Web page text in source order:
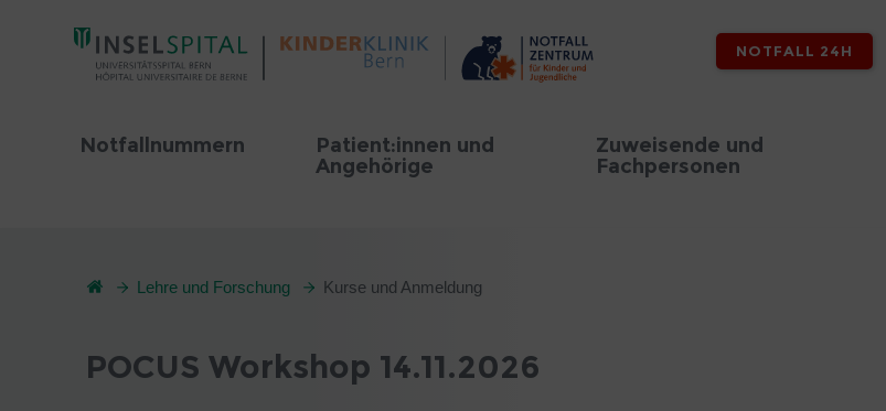
NOTFALL 24H
Notfallnummern
Patient:innen und
Angehörige
Zuweisende und
Fachpersonen
Lehre und Forschung Kurse und Anmeldung
POCUS Workshop 14.11.2026